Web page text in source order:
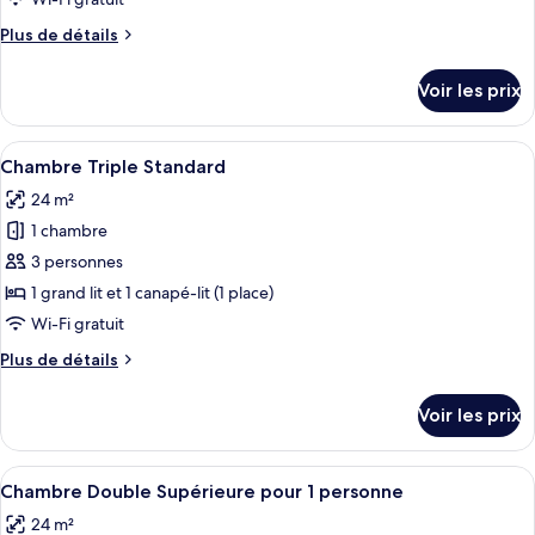
chambre :
Classique
Plus de détails
Plus
le
type
de
Chambre
Quadruple
Voir les prix
Afficher
toutes
les
photos
pour
ce
type
chambre :
Standard
Une chambre d’hôtel avec un lit, un
12
Chambre Triple Standard
24 m²
1 chambre
3 personnes
1 grand lit et 1 canapé-lit (1 place)
Wi-Fi gratuit
Plus de détails
Plus
le
type
de
Chambre
Voir les prix
Afficher
toutes
Une chambre d’hôtel moderne
11
Chambre Double Supérieure pour 1 personne
24 m²